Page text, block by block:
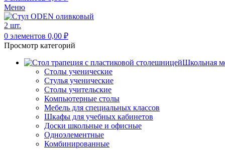
Меню
0 элементов 0,00 ₽
Просмотр категорий
Школьная
Столы ученические
Стулья ученические
Столы учительские
Компьютерные столы
Мебель для специальных классов
Шкафы для учебных кабинетов
Доски школьные и офисные
Одноэлементные
Комбинированные